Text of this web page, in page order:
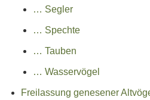
… Segler
… Spechte
… Tauben
… Wasservögel
Freilassung genesener